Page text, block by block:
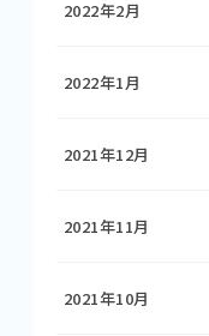
2022年2月
2022年1月
2021年12月
2021年11月
2021年10月